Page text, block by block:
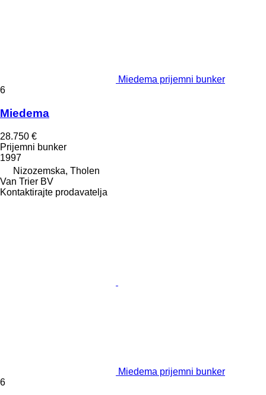
Miedema prijemni bunker
6
Miedema
28.750 €
Prijemni bunker
1997
Nizozemska, Tholen
Van Trier BV
Kontaktirajte prodavatelja
Miedema prijemni bunker
6